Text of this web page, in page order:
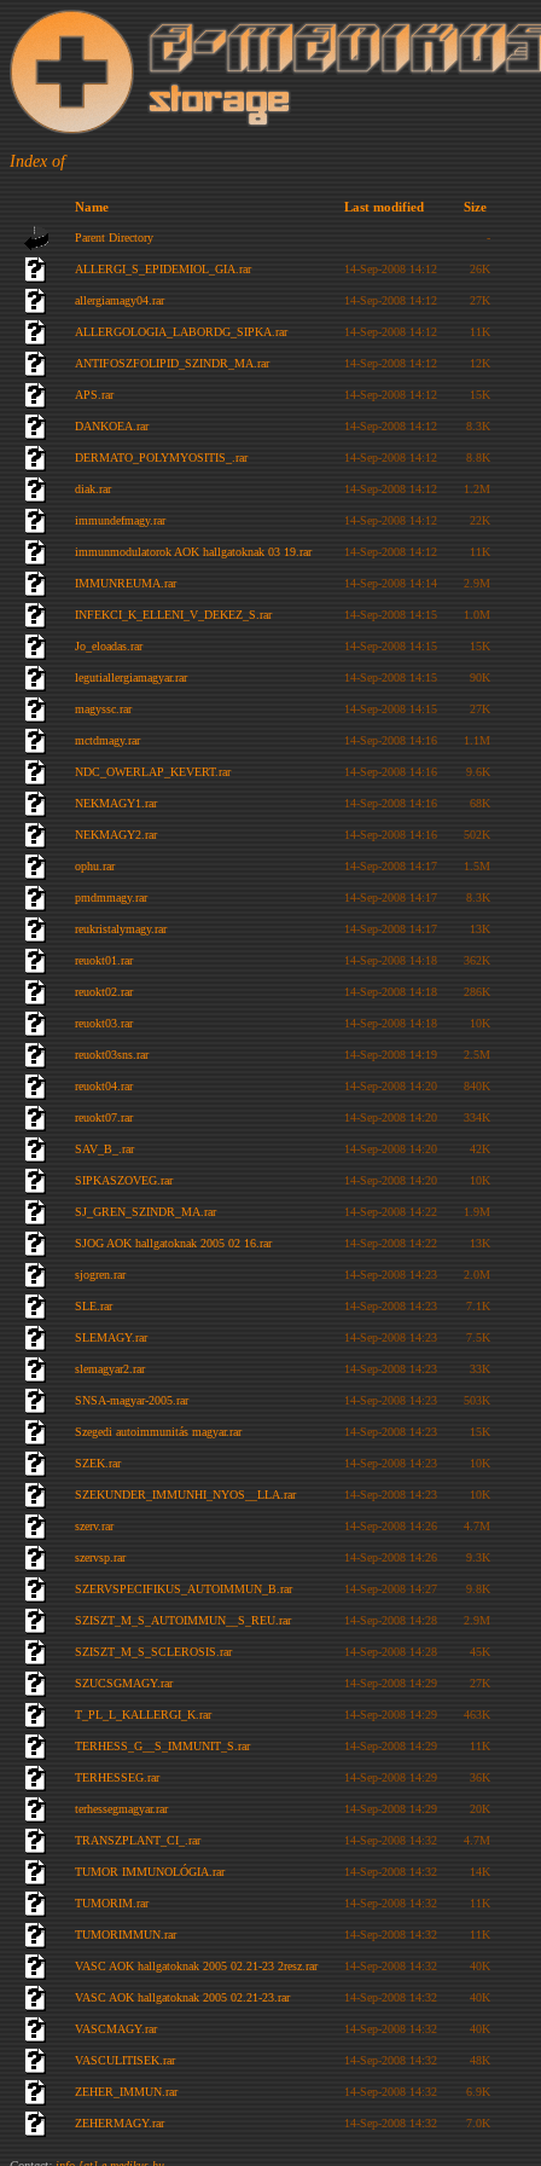
Index of
Name Last modified Size
Parent Directory -
ALLERGI_S_EPIDEMIOL_GIA.rar 14-Sep-2008 14:12 26K
allergiamagy04.rar 14-Sep-2008 14:12 27K
ALLERGOLOGIA_LABORDG_SIPKA.rar 14-Sep-2008 14:12 11K
ANTIFOSZFOLIPID_SZINDR_MA.rar 14-Sep-2008 14:12 12K
APS.rar 14-Sep-2008 14:12 15K
DANKOEA.rar 14-Sep-2008 14:12 8.3K
DERMATO_POLYMYOSITIS_.rar 14-Sep-2008 14:12 8.8K
diak.rar 14-Sep-2008 14:12 1.2M
immundefmagy.rar 14-Sep-2008 14:12 22K
immunmodulatorok AOK hallgatoknak 03 19.rar 14-Sep-2008 14:12 11K
IMMUNREUMA.rar 14-Sep-2008 14:14 2.9M
INFEKCI_K_ELLENI_V_DEKEZ_S.rar 14-Sep-2008 14:15 1.0M
Jo_eloadas.rar 14-Sep-2008 14:15 15K
legutiallergiamagyar.rar 14-Sep-2008 14:15 90K
magyssc.rar 14-Sep-2008 14:15 27K
mctdmagy.rar 14-Sep-2008 14:16 1.1M
NDC_OWERLAP_KEVERT.rar 14-Sep-2008 14:16 9.6K
NEKMAGY1.rar 14-Sep-2008 14:16 68K
NEKMAGY2.rar 14-Sep-2008 14:16 502K
ophu.rar 14-Sep-2008 14:17 1.5M
pmdmmagy.rar 14-Sep-2008 14:17 8.3K
reukristalymagy.rar 14-Sep-2008 14:17 13K
reuokt01.rar 14-Sep-2008 14:18 362K
reuokt02.rar 14-Sep-2008 14:18 286K
reuokt03.rar 14-Sep-2008 14:18 10K
reuokt03sns.rar 14-Sep-2008 14:19 2.5M
reuokt04.rar 14-Sep-2008 14:20 840K
reuokt07.rar 14-Sep-2008 14:20 334K
SAV_B_.rar 14-Sep-2008 14:20 42K
SIPKASZOVEG.rar 14-Sep-2008 14:20 10K
SJ_GREN_SZINDR_MA.rar 14-Sep-2008 14:22 1.9M
SJOG AOK hallgatoknak 2005 02 16.rar 14-Sep-2008 14:22 13K
sjogren.rar 14-Sep-2008 14:23 2.0M
SLE.rar 14-Sep-2008 14:23 7.1K
SLEMAGY.rar 14-Sep-2008 14:23 7.5K
slemagyar2.rar 14-Sep-2008 14:23 33K
SNSA-magyar-2005.rar 14-Sep-2008 14:23 503K
Szegedi autoimmunitás magyar.rar 14-Sep-2008 14:23 15K
SZEK.rar 14-Sep-2008 14:23 10K
SZEKUNDER_IMMUNHI_NYOS__LLA.rar 14-Sep-2008 14:23 10K
szerv.rar 14-Sep-2008 14:26 4.7M
szervsp.rar 14-Sep-2008 14:26 9.3K
SZERVSPECIFIKUS_AUTOIMMUN_B.rar 14-Sep-2008 14:27 9.8K
SZISZT_M_S_AUTOIMMUN__S_REU.rar 14-Sep-2008 14:28 2.9M
SZISZT_M_S_SCLEROSIS.rar 14-Sep-2008 14:28 45K
SZUCSGMAGY.rar 14-Sep-2008 14:29 27K
T_PL_L_KALLERGI_K.rar 14-Sep-2008 14:29 463K
TERHESS_G__S_IMMUNIT_S.rar 14-Sep-2008 14:29 11K
TERHESSEG.rar 14-Sep-2008 14:29 36K
terhessegmagyar.rar 14-Sep-2008 14:29 20K
TRANSZPLANT_CI_.rar 14-Sep-2008 14:32 4.7M
TUMOR IMMUNOLÓGIA.rar 14-Sep-2008 14:32 14K
TUMORIM.rar 14-Sep-2008 14:32 11K
TUMORIMMUN.rar 14-Sep-2008 14:32 11K
VASC AOK hallgatoknak 2005 02.21-23 2resz.rar 14-Sep-2008 14:32 40K
VASC AOK hallgatoknak 2005 02.21-23.rar 14-Sep-2008 14:32 40K
VASCMAGY.rar 14-Sep-2008 14:32 40K
VASCULITISEK.rar 14-Sep-2008 14:32 48K
ZEHER_IMMUN.rar 14-Sep-2008 14:32 6.9K
ZEHERMAGY.rar 14-Sep-2008 14:32 7.0K